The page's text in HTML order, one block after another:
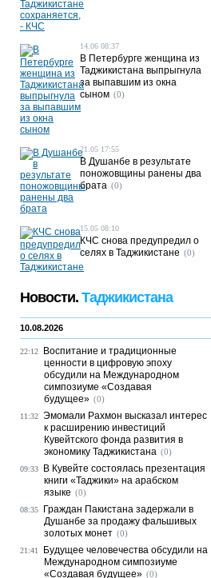
14.06 08:37
В Петербурге женщина из
Таджикистана выпрыгнула
за выпавшим из окна
сыном (0)
21.05 17:55
В Душанбе в результате
поножовщины ранены два
брата (0)
15.05 08:10
КЧС снова предупредил о
селях в Таджикистане (0)
Новости. Таджикистана
10.08.2026
22:12
Воспитание и традиционные
ценности в цифровую эпоху
обсудили на Международном
симпозиуме «Создавая
будущее» (0)
11:32 Эмомали Рахмон высказал интерес
к расширению инвестиций
Кувейтского фонда развития в
экономику Таджикистана (0)
09:33
В Кувейте состоялась презентация
книги «Таджики» на арабском
языке (0)
08:35
Граждан Пакистана задержали в
Душанбе за продажу фальшивых
золотых монет (0)
21:41
Будущее человечества обсудили на
Международном симпозиуме
«Создавая будущее» (0)